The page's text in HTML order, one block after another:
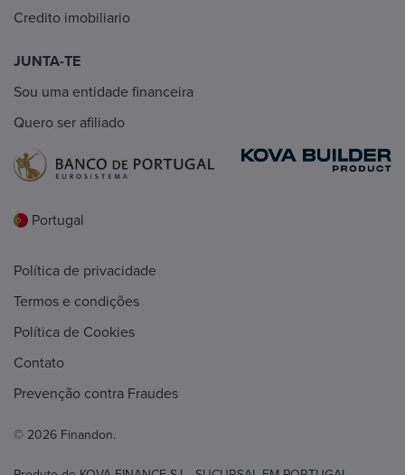
Credito imobiliario
JUNTA-TE
Sou uma entidade financeira
Quero ser afiliado
Portugal
Política de privacidade
Termos e condições
Política de Cookies
Contato
Prevenção contra Fraudes
© 2026 Finandon.